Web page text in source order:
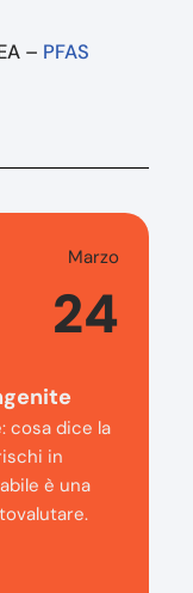
– PFAS
Marzo
24
cosa dice la
in
è una